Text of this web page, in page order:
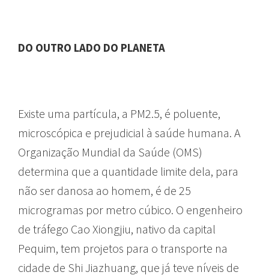
DO OUTRO LADO DO PLANETA
Existe uma partícula, a PM2.5, é poluente,
microscópica e prejudicial à saúde humana. A
Organização Mundial da Saúde (OMS)
determina que a quantidade limite dela, para
não ser danosa ao homem, é de 25
microgramas por metro cúbico. O engenheiro
de tráfego Cao Xiongjiu, nativo da capital
Pequim, tem projetos para o transporte na
cidade de Shi Jiazhuang, que já teve níveis de